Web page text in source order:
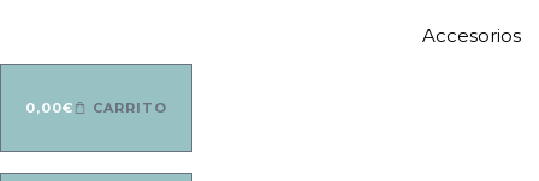
Accesorios
0,00€ CARRITO